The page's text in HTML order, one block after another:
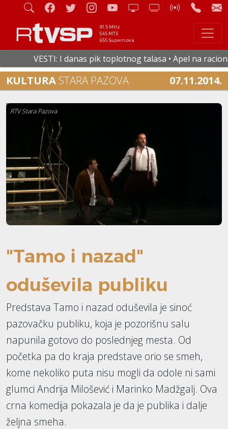
91.5 MHz
545 MTS
655 Supernova
VESTI: I danas pik toplotnog talasa • Apel na
KULTURA STARA PAZOVA 07.11.2014.
RTV Stara Pazova
"Tamo i nazad"
oduševila publiku
Predstava Tamo i nazad oduševila je sinoć
pazovačku publiku, koja je pozorišnu salu
napunila gotovo do poslednjeg mesta. Od
početka pa do kraja predstave orio se smeh,
kome nekoliko puta nisu mogli da odole ni sami
glumci Andrija Milošević i Marinko Madžgalj. Ova
crna komedija pokazala je da je publika i dalje
željna smeha.